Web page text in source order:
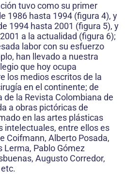
tuvo como su primer
1986 hasta 1994 (figura 4), y
1994 hasta 2001 (figura 5), y
a la actualidad (figura 6);
labor con su esfuerzo
han llevado a nuestra
que hoy ocupa
los medios escritos de la
en el continente; de
de la Revista Colombiana de
a obras pictóricas de
en las artes plásticas
intelectuales, entre ellos es
Coifmann, Alberto Posada,
Lerma, Pablo Gómez
Augusto Corredor,